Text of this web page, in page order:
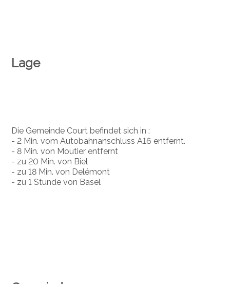
Lage
Die Gemeinde Court befindet sich in :
- 2 Min. vom Autobahnanschluss A16 entfernt.
- 8 Min. von Moutier entfernt
- zu 20 Min. von Biel
- zu 18 Min. von Delémont
- zu 1 Stunde von Basel